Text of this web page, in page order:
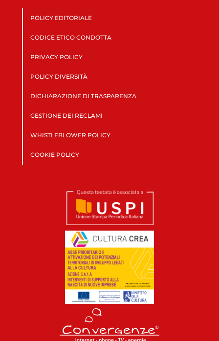
POLICY EDITORIALE
CODICE ETICO CONDOTTA
PRIVACY POLICY
POLICY DIVERSITÀ
DICHIARAZIONE DI TRASPARENZA
GESTIONE DEI RECLAMI
WHISTLEBLOWER POLICY
COOKIE POLICY